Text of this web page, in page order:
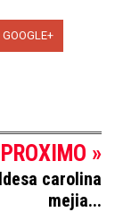
GOOGLE+
PROXIMO »
carolina
mejia...